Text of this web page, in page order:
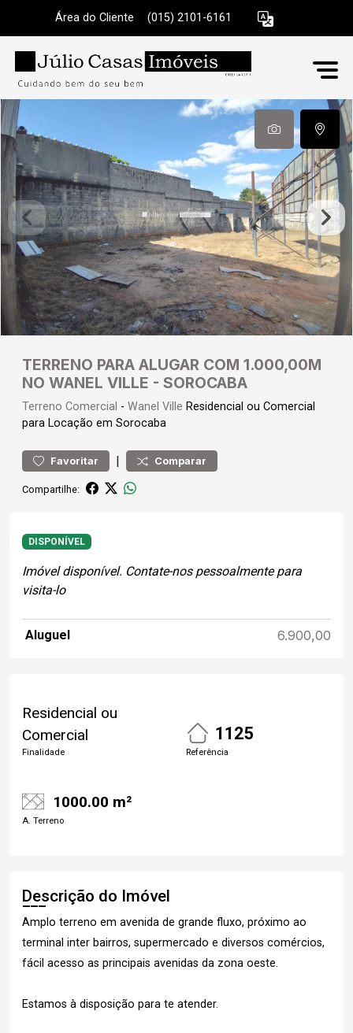
Área do Cliente (015) 2101-6161
TERRENO PARA ALUGAR COM 1.000,00M
NO WANEL VILLE - SOROCABA
Terreno Comercial - Wanel Ville Residencial ou Comercial
para Locação em Sorocaba
Favoritar | Comparar
Compartilhe:
DISPONÍVEL
Imóvel disponível. Contate-nos pessoalmente para
visita-lo
Aluguel 6.900,00
Residencial ou
Comercial
Finalidade
1125
Referência
1000.00 m²
A. Terreno
Descrição do Imóvel
Amplo terreno em avenida de grande fluxo, próximo ao
terminal inter bairros, supermercado e diversos comércios,
fácil acesso as principais avenidas da zona oeste.
Estamos à disposição para te atender.